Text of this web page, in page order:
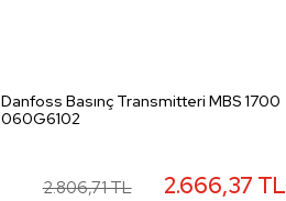
Danfoss Basınç Transmitteri MBS 1700
060G6102
2.806,71 TL 2.666,37 TL